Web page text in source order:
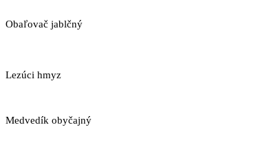
Obaľovač jablčný
Lezúci hmyz
Medvedík obyčajný